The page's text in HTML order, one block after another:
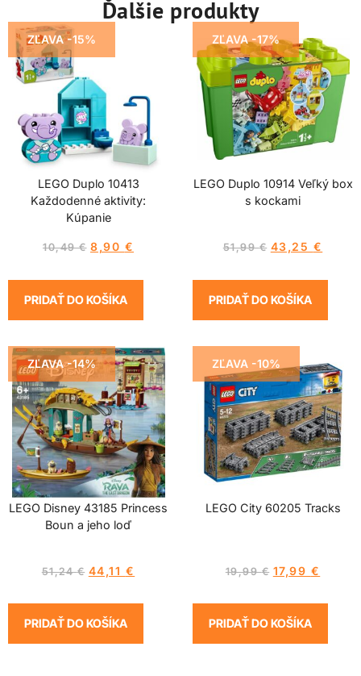
Ďalšie produkty
ZĽAVA -15%
LEGO Duplo 10413
Každodenné aktivity:
Kúpanie
10,49€ 8,90 €
PRIDAŤ DO KOŠÍKA
ZĽAVA -17%
LEGO Duplo 10914 Veľký box
s kockami
51,99€ 43,25 €
PRIDAŤ DO KOŠÍKA
ZĽAVA -14%
LEGO Disney 43185 Princess
Boun a jeho loď
51,24€ 44,11 €
PRIDAŤ DO KOŠÍKA
ZĽAVA -10%
LEGO City 60205 Tracks
19,99€ 17,99 €
PRIDAŤ DO KOŠÍKA